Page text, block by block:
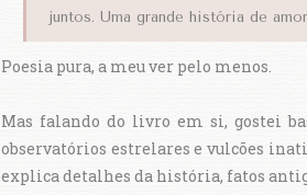
juntos. Uma grande história de
Poesia pura, a meu ver pelo menos.
Mas falando do livro em si, gostei
observatórios estrelares e vulcões
explica detalhes da história, fatos